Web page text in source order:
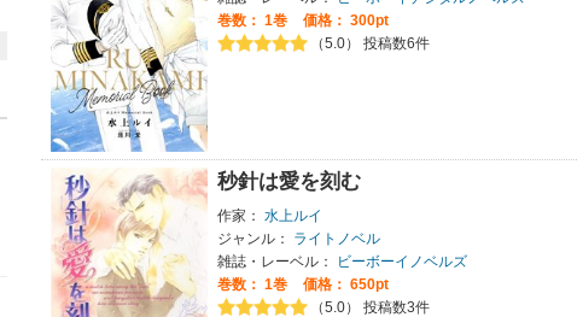
巻数： 1巻
価格： 300pt
（5.0） 投稿数6件
秒針は愛を刻む
作家： 水上ルイ
ジャンル：
ライトノベル
雑誌・レーベル：
ビーボーイノベルズ
巻数： 1巻
価格： 650pt
（5.0） 投稿数3件